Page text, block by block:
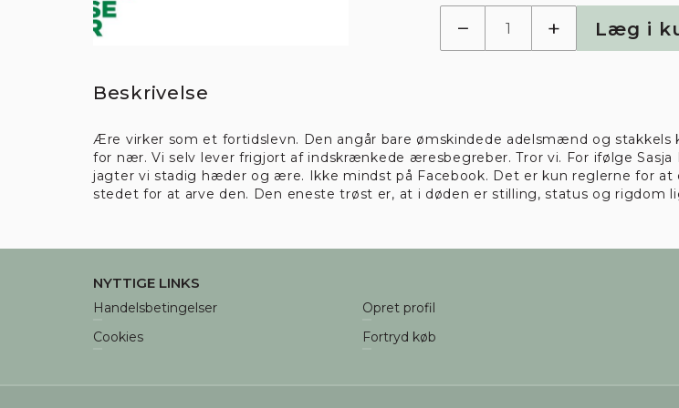
Nødvendige Funktionelle
− + Læg i
Beskrivelse
Ære virker som et fortidslevn. Den angår bare ømskindede adelsmænd og
for nær. Vi selv lever frigjort af indskrænkede æresbegreber. Tror vi. For ifølge
jagter vi stadig hæder og ære. Ikke mindst på Facebook. Det er kun reglerne for at
stedet for at arve den. Den eneste trøst er, at i døden er stilling, status og rigdom
NYTTIGE LINKS
Handelsbetingelser
Cookies
Opret profil
Fortryd køb